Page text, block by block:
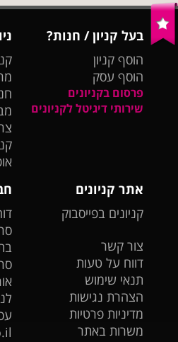
בעל קניון / חנות?
הוסף קניון
הוסף עסק
פרסום בקניונים
שירותי דיגיטל לקניונים
אתר קניונים
קניונים בפייסבוק
צור קשר
דווח על טעות
תנאי שימוש
הצהרת נגישות
מדיניות פרטיות
משרות באתר